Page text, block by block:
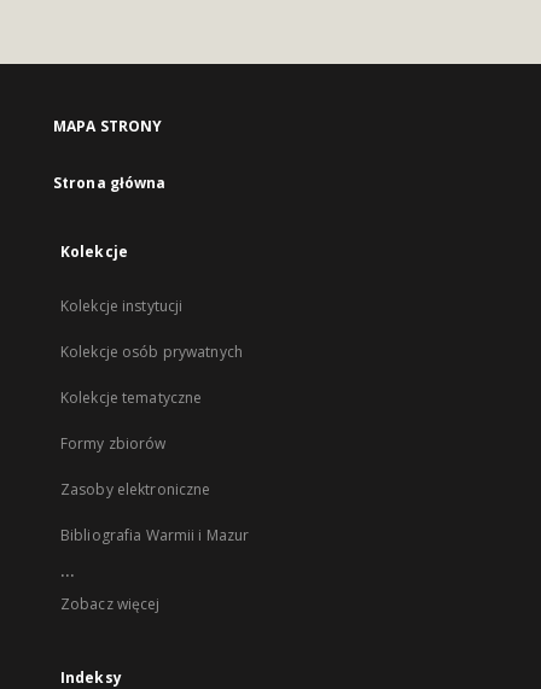
MAPA STRONY
Strona główna
Kolekcje
Kolekcje instytucji
Kolekcje osób prywatnych
Kolekcje tematyczne
Formy zbiorów
Zasoby elektroniczne
Bibliografia Warmii i Mazur
...
Zobacz więcej
Indeksy